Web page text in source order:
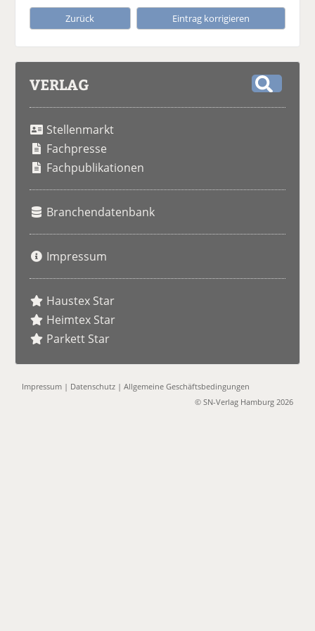
Zurück Eintrag korrigieren
VERLAG
Stellenmarkt
Fachpresse
Fachpublikationen
Branchendatenbank
Impressum
Haustex Star
Heimtex Star
Parkett Star
Impressum | Datenschutz |Allgemeine Geschäftsbedingungen
© SN-Verlag Hamburg 2026